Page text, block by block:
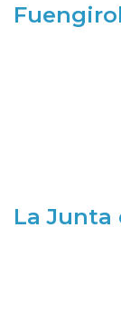
La Junta